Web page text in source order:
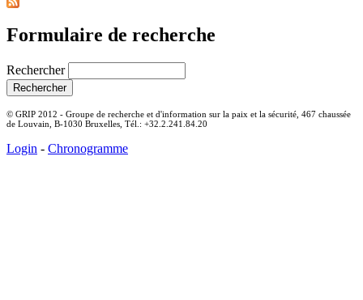
Formulaire de recherche
Rechercher
© GRIP 2012 - Groupe de recherche et d'information sur la paix et la sécurité, 467 chaussée
de Louvain, B-1030 Bruxelles, Tél.: +32.2.241.84.20
Login - Chronogramme